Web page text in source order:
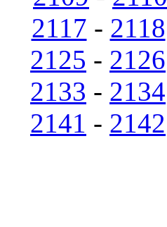
2117 - 2118
2125 - 2126
2133 - 2134
2141 - 2142